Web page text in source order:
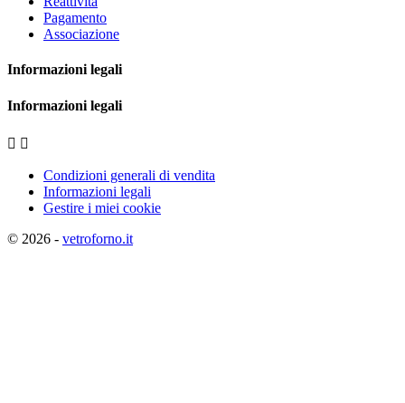
Pagamento
Associazione
Informazioni legali
Informazioni legali
 
Condizioni generali di vendita
Informazioni legali
Gestire i miei cookie
© 2026 - vetroforno.it